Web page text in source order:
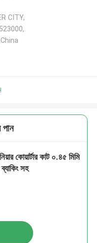
CITY,
কোয়ার্টার কাট ০.৪৫ মিমি
সহ